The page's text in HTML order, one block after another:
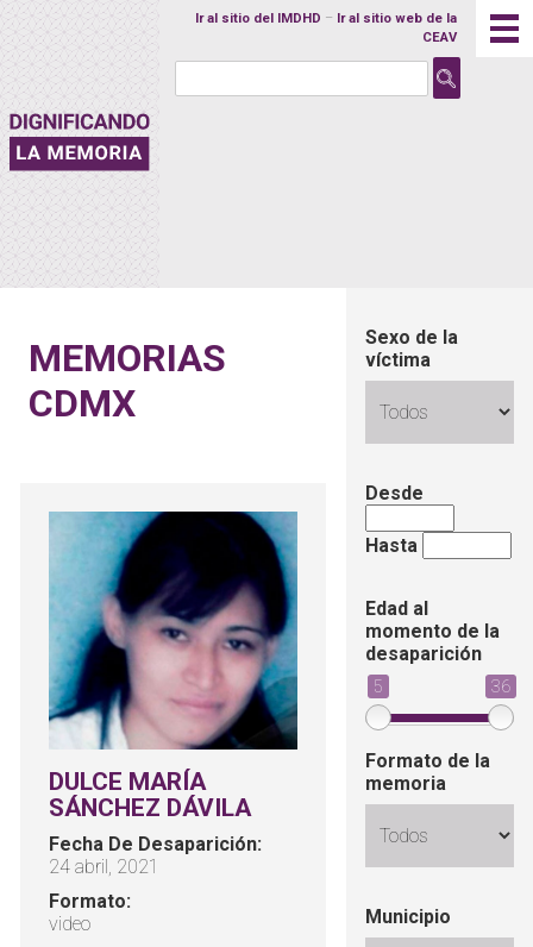
Ir al sitio del IMDHD – Ir al sitio web de la
CEAV
Buscar:
MEMORIAS
CDMX
Sexo de la
víctima
Desde
Hasta
Edad al
momento de la
desaparición
5 36
Formato de la
memoria
Municipio
DULCE MARÍA
SÁNCHEZ DÁVILA
Fecha De Desaparición:
24 abril, 2021
Formato:
video